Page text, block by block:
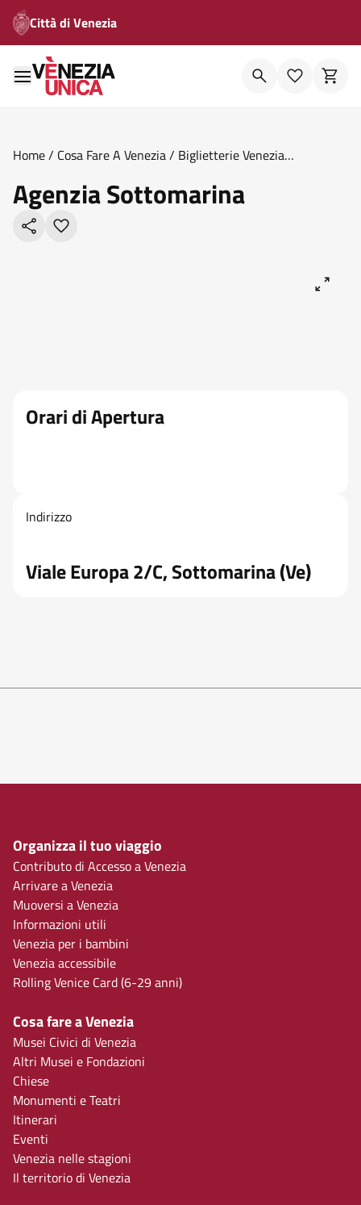
Città di Venezia
Home/ Cosa Fare A Venezia/ Biglietterie Venezia
Agenzia Sottomarina
Orari di Apertura
Indirizzo
Viale Europa 2/C, Sottomarina (Ve)
Organizza il tuo viaggio
Contributo di Accesso a Venezia
Arrivare a Venezia
Muoversi a Venezia
Informazioni utili
Venezia per i bambini
Venezia accessibile
Rolling Venice Card (6-29 anni)
Cosa fare a Venezia
Musei Civici di Venezia
Altri Musei e Fondazioni
Chiese
Monumenti e Teatri
Itinerari
Eventi
Venezia nelle stagioni
Il territorio di Venezia